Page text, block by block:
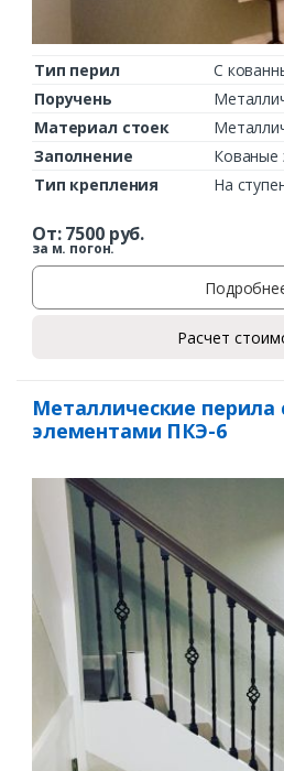
Тип перил
С
Поручень
Материал стоек
Заполнение
Кованые
Тип крепления
На
От:7500руб.
за м. погон.
Расчет
Металлические
элементами ПКЭ-6